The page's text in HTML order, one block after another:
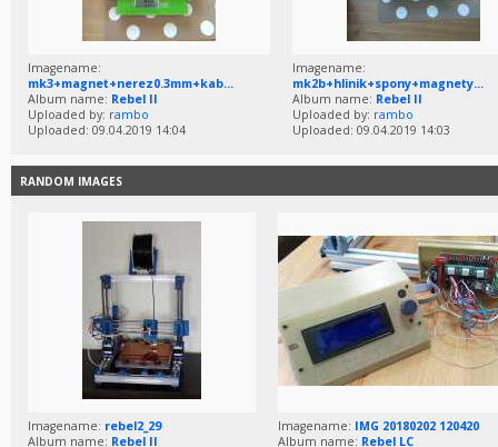
Imagename:
mk3+magnet+nerez0.3mm+kab...
Album name: Rebel II
Uploaded by: rambo
Uploaded: 09.04.2019 14:04
Imagename:
mk2b+hlinik+spony+magnety...
Album name: Rebel II
Uploaded by: rambo
Uploaded: 09.04.2019 14:03
RANDOM IMAGES
Imagename: rebel2_29
Album name: Rebel II
Imagename: IMG 20180202 120420
Album name: Rebel LC